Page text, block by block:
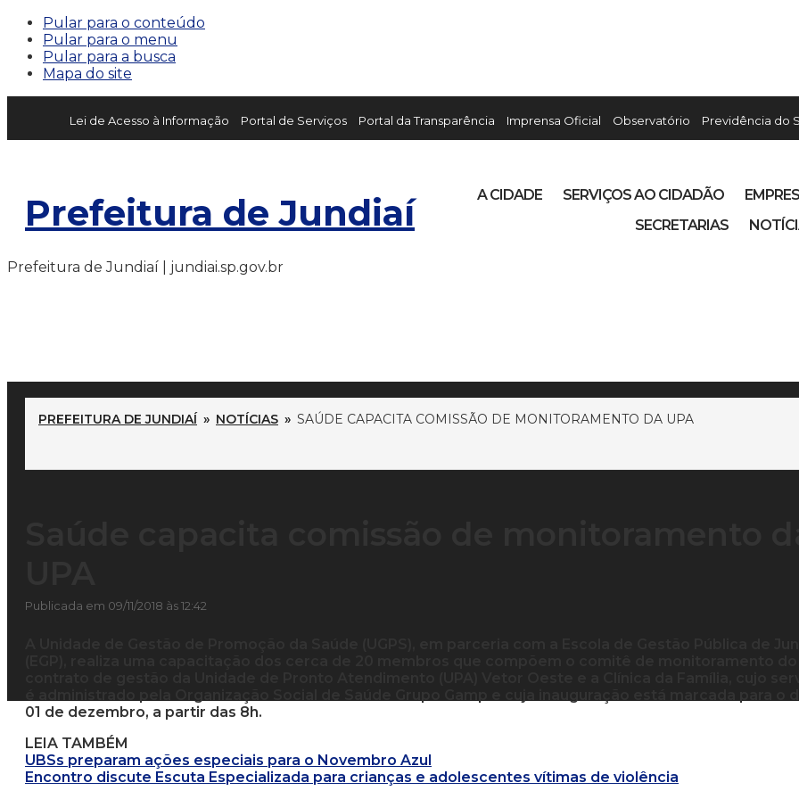
Pular para o conteúdo
Pular para o menu
Pular para a busca
Mapa do site
Lei de Acesso à Informação Portal de Serviços Portal da Transparência Imprensa Oficial Observatório Previdência do
Prefeitura de Jundiaí A CIDADE SERVIÇOS AO CIDADÃO
SECRETARIAS
Prefeitura de Jundiaí | jundiai.sp.gov.br
PREFEITURA DE JUNDIAÍ » NOTÍCIAS » SAÚDE CAPACITA COMISSÃO DE MONITORAMENTO DA UPA
Publicada em 09/11/2018 às 12:42
01 de dezembro, a partir das 8h.
LEIA TAMBÉM
UBSs preparam ações especiais para o Novembro Azul
Encontro discute Escuta Especializada para crianças e adolescentes vítimas de violência